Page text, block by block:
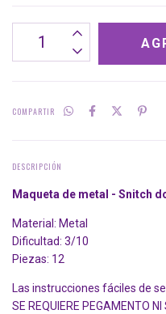
COMPARTIR
DESCRIPCIÓN
Maqueta de metal - Snitch
Material: Metal
Dificultad: 3/10
Piezas: 12
Las instrucciones fáciles de
SE REQUIERE PEGAMENTO